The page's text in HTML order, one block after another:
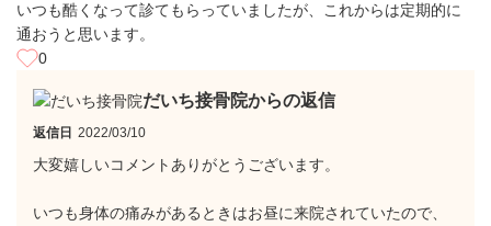
いつも酷くなって診てもらっていましたが、これからは定期的に
通おうと思います。
0
だいち接骨院からの返信
返信日 2022/03/10
大変嬉しいコメントありがとうございます。
いつも身体の痛みがあるときはお昼に来院されていたので、